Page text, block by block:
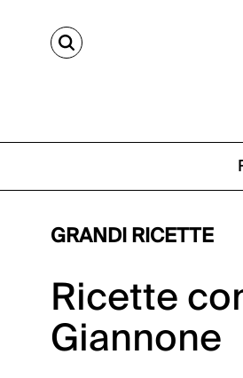
CERCA
GRANDI RICETTE
Ricette
Giannone